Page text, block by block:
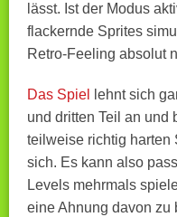
lässt. Ist der Modus
flackernde Sprites
Retro-Feeling absolut
Das Spiel
lehnt sich
und dritten Teil an und
teilweise richtig harten
sich. Es kann also
Levels mehrmals
eine Ahnung davon zu